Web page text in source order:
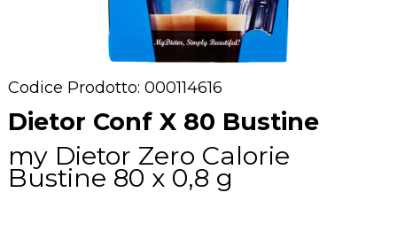
Codice Prodotto: 000114616
Dietor Conf X 80 Bustine
my Dietor Zero Calorie
Bustine 80 x 0,8 g